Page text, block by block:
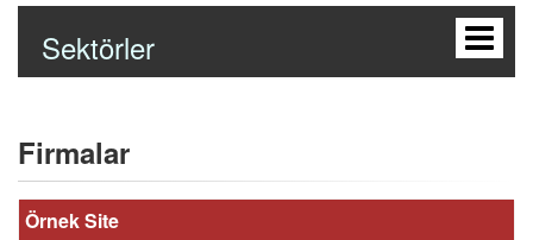
Sektörler
Firmalar
Örnek Site